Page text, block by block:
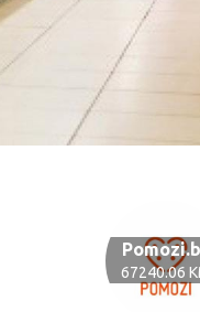
67240.06